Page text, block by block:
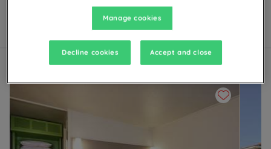
Manage cookies
Decline cookies Accept and close